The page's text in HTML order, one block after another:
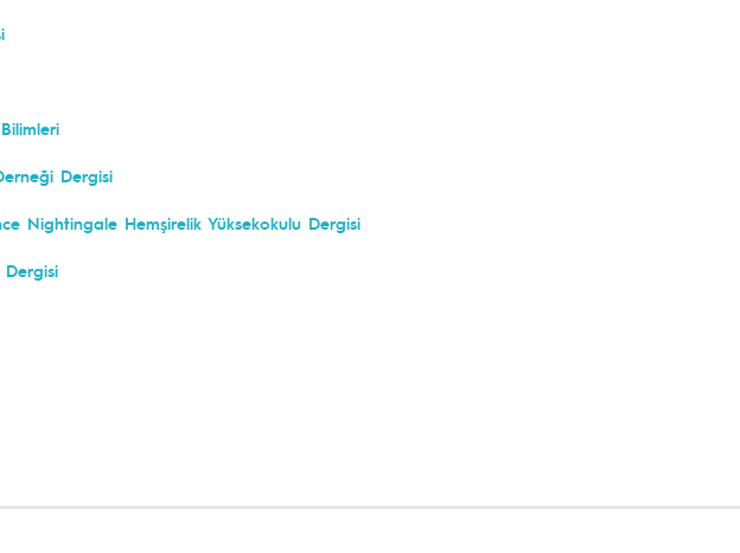
Dergisi
Nightingale Hemşirelik Yüksekokulu Dergisi
Dergisi